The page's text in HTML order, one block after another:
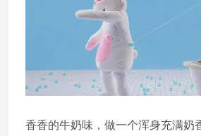
香香的牛奶味，做一个浑身充满奶